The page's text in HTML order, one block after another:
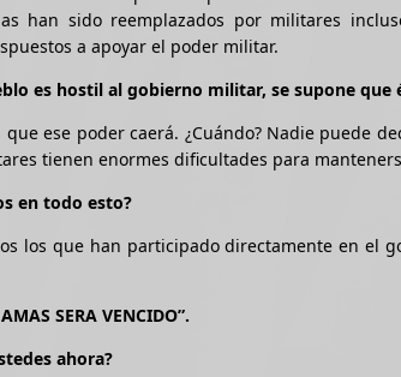
han sido reemplazados por militares
a apoyar el poder militar.
es hostil al gobierno militar, se supone que
que ese poder caerá. ¿Cuándo? Nadie puede
tienen enormes dificultades para
en todo esto?
los que han participado directamente en el
SERA VENCIDO”.
ahora?